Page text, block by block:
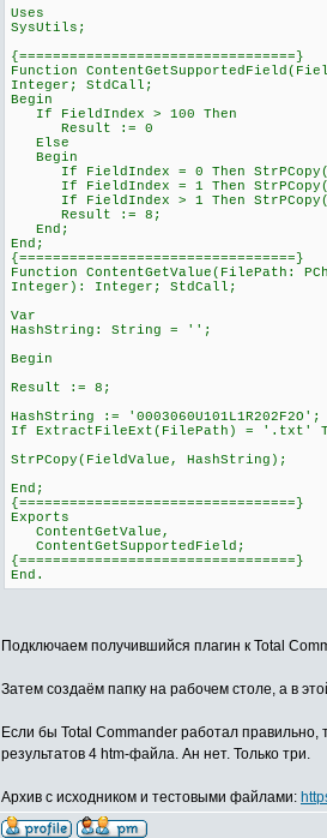
Uses
SysUtils;
{=================================}
Function
Integer; StdCall;
Begin
If FieldIndex > 100 Then
Result := 0
Else
Begin
If FieldIndex = 0 Then
If FieldIndex = 1 Then
If FieldIndex > 1 Then
Result := 8;
End;
End;
{=================================}
Function ContentGetValue(FilePath:
Integer): Integer; StdCall;
Var
HashString: String = '';
Begin
Result := 8;
HashString := '0003060U101L1R202F2O';
If ExtractFileExt(FilePath) = '.txt'
StrPCopy(FieldValue, HashString);
End;
{=================================}
Exports
ContentGetValue,
ContentGetSupportedField;
{=================================}
End.
Подключаем получившийся плагин к Total
Затем создаём папку на рабочем столе, а в
Если бы Total Commander работал правильно,
результатов 4 htm-файла. Ан нет. Только три.
Архив с исходником и тестовыми файлами: